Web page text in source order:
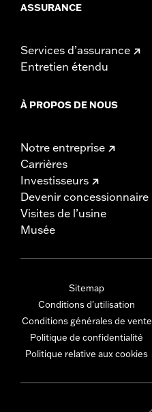
ASSURANCE
Services d’assurance
Entretien étendu
À PROPOS DE NOUS
Notre entreprise
Carrières
Investisseurs
Devenir concessionnaire
Visites de l’usine
Musée
Sitemap
Conditions d'utilisation
Conditions générales de vente
Politique de confidentialité
Politique relative aux cookies